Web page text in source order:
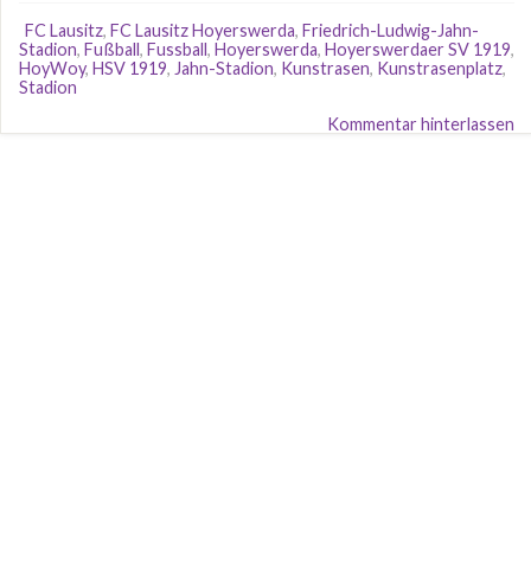
FC Lausitz, FC Lausitz Hoyerswerda, Friedrich-Ludwig-Jahn-
Stadion, Fußball, Fussball, Hoyerswerda, Hoyerswerdaer SV 1919,
HoyWoy, HSV 1919, Jahn-Stadion, Kunstrasen, Kunstrasenplatz,
Stadion
Kommentar hinterlassen